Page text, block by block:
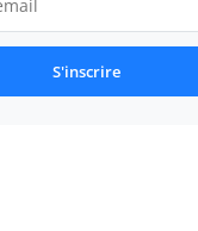
S'inscrire